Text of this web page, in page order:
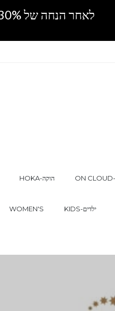
HOKA-הוקה
WOMEN'S KIDS-ילדים
לאחר הנחה של 30% נוספים, אין מכירה סיטונאית.SPRING SALE